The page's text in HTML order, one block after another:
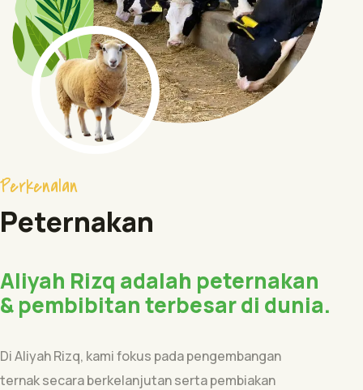
Perkenalan
Peternakan
Aliyah Rizq adalah peternakan
& pembibitan terbesar di dunia.
Di Aliyah Rizq, kami fokus pada pengembangan
ternak secara berkelanjutan serta pembiakan